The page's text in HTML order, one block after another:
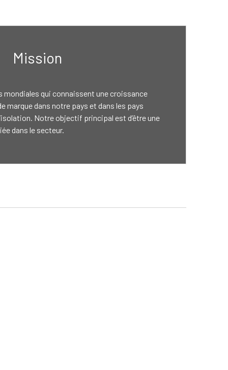
Mission
mondiales qui connaissent une croissance
marque dans notre pays et dans les pays
Notre objectif principal est d’être une
dans le secteur.